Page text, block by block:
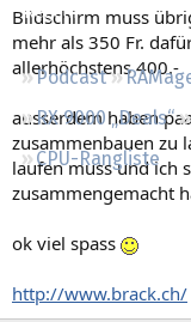
Regeln
Podcast
RX 9000 „Deals“
CPU-Rangliste
Bildschirm muss
mehr als 350 Fr.
allerhöchstens 400.-
ausserdem haben
zusammenbauen zu
laufen muss und ich
zusammengemacht
ok viel spass
http://www.brack.ch/